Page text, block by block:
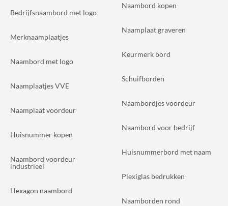
Bedrijfsnaambord met logo
Merknaamplaatjes
Naambord met logo
Naamplaatjes VVE
Naamplaat voordeur
Huisnummer kopen
Naambord voordeur
industrieel
Hexagon naambord
Naambord kopen
Naamplaat graveren
Keurmerk bord
Schuifborden
Naambordjes voordeur
Naambord voor bedrijf
Huisnummerbord met naam
Plexiglas bedrukken
Naamborden rond